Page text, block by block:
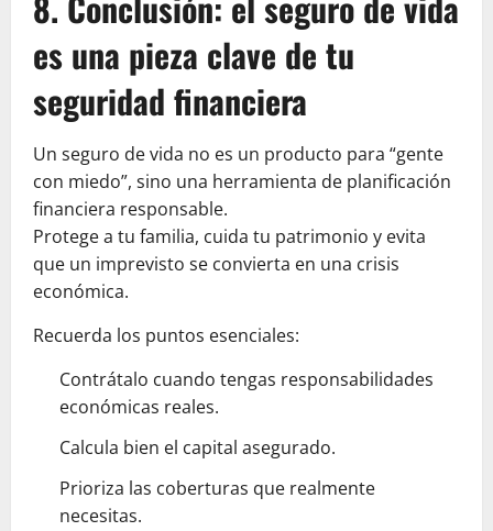
es una pieza clave de tu
seguridad financiera
Un seguro de vida no es un producto para “gente
con miedo”, sino una herramienta de planificación
financiera responsable.
Protege a tu familia, cuida tu patrimonio y evita
que un imprevisto se convierta en una crisis
económica.
Recuerda los puntos esenciales:
Contrátalo cuando tengas responsabilidades
económicas reales.
Calcula bien el capital asegurado.
Prioriza las coberturas que realmente
necesitas.